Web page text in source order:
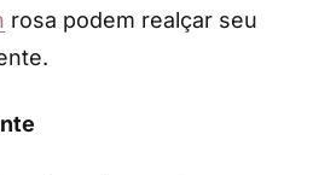
rosa podem realçar seu